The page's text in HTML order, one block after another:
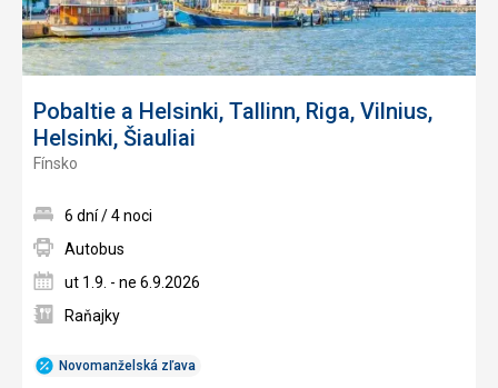
Pobaltie a Helsinki, Tallinn, Riga, Vilnius,
Helsinki, Šiauliai
Fínsko
Novomanželská zľava
6 dní / 4 noci
Autobus
ut 1.9. - ne 6.9.2026
Raňajky